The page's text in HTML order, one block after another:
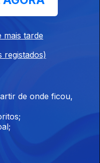
do Chiado
Chernobyl
ainda se fazem
nas
mais tarde
registados)
de onde ficou,